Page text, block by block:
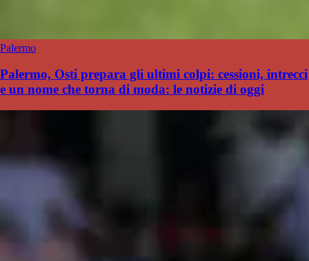
Palermo
Palermo, Osti prepara gli ultimi colpi: cessioni, intrecci
e un nome che torna di moda: le notizie di oggi